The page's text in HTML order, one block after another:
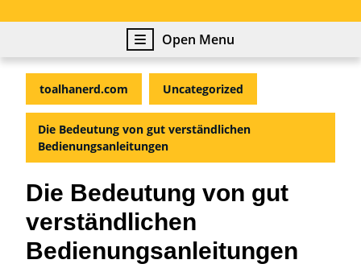
Open Menu
Menu
toalhanerd.com Uncategorized
Die Bedeutung von gut verständlichen
Bedienungsanleitungen
Die Bedeutung von gut
verständlichen
Bedienungsanleitungen